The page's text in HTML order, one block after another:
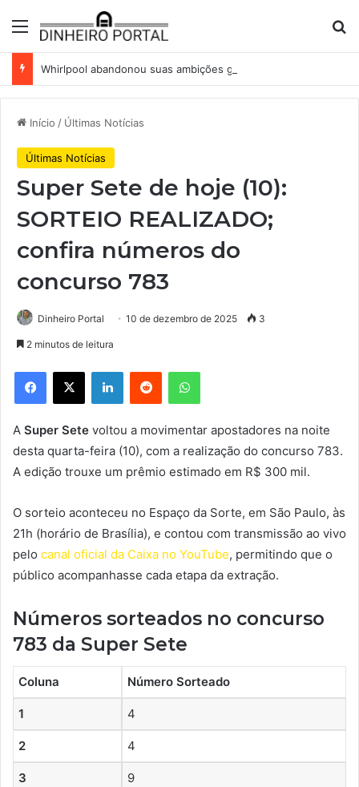
Menu
Início / Últimas Notícias
Últimas Notícias
Super Sete de hoje (10):
SORTEIO REALIZADO;
confira números do
concurso 783
Dinheiro Portal 10 de dezembro de 2025 3
2 minutos de leitura
Facebook
X LinkedinReddit WhatsApp
A Super Sete voltou a movimentar apostadores na noite
desta quarta-feira (10), com a realização do concurso 783.
A edição trouxe um prêmio estimado em R$ 300 mil.
O sorteio aconteceu no Espaço da Sorte, em São Paulo, às
21h (horário de Brasília), e contou com transmissão ao vivo
pelo canal oficial da Caixa no YouTube, permitindo que o
público acompanhasse cada etapa da extração.
Números sorteados no concurso
783 da Super Sete
Coluna Número Sorteado
1 4
2 4
3 9